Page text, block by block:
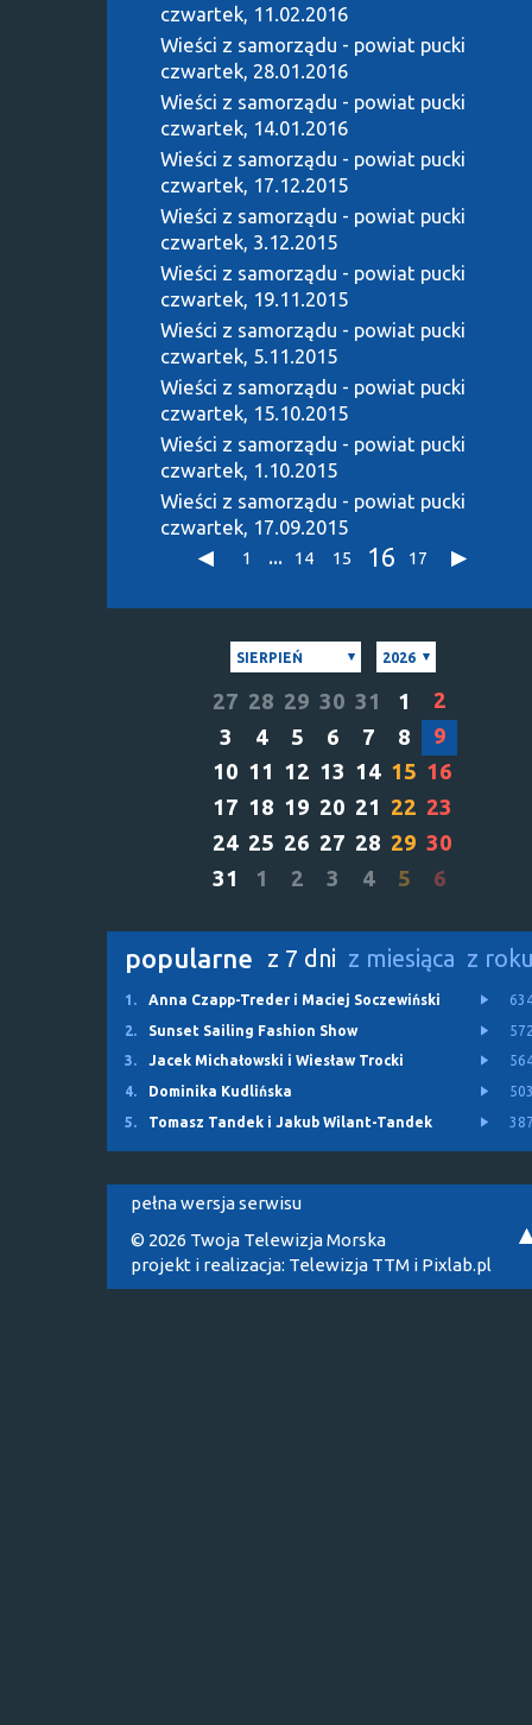
czwartek, 11.02.2016
Wieści z samorządu - powiat pucki
czwartek, 28.01.2016
Wieści z samorządu - powiat pucki
czwartek, 14.01.2016
Wieści z samorządu - powiat pucki
czwartek, 17.12.2015
Wieści z samorządu - powiat pucki
czwartek, 3.12.2015
Wieści z samorządu - powiat pucki
czwartek, 19.11.2015
Wieści z samorządu - powiat pucki
czwartek, 5.11.2015
Wieści z samorządu - powiat pucki
czwartek, 15.10.2015
Wieści z samorządu - powiat pucki
czwartek, 1.10.2015
Wieści z samorządu - powiat pucki
czwartek, 17.09.2015
1 ... 14 15 16 17
SIERPIEŃ 2026
27 28 29 30 31 1
2
3
4 5 6 7 8
9
10 11 12 13 14 15 16
17 18 19 20 21 22 23
24 25 26 27 28 29 30
31
1 2 3 4 5 6
popularne z 7 dni z miesiąca z
1. Anna Czapp-Treder i Maciej Soczewiński
2.
Sunset Sailing Fashion Show
3.
Jacek Michałowski i Wiesław Trocki
4.
Dominika Kudlińska
5.
Tomasz Tandek i Jakub Wilant-Tandek
pełna wersja serwisu
© 2026 Twoja Telewizja Morska
projekt i realizacja: Telewizja TTM i Pixlab.pl